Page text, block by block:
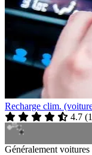
Recharge clim.
4.7 (
Généralement